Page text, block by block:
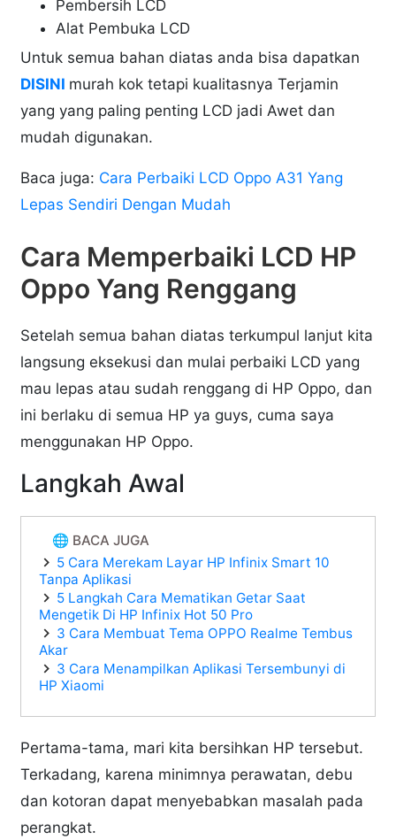
Pembersih LCD
Alat Pembuka LCD
Untuk semua bahan diatas anda bisa dapatkan
DISINI murah kok tetapi kualitasnya Terjamin
yang yang paling penting LCD jadi Awet dan
mudah digunakan.
Baca juga: Cara Perbaiki LCD Oppo A31 Yang
Lepas Sendiri Dengan Mudah
Cara Memperbaiki LCD HP
Oppo Yang Renggang
Setelah semua bahan diatas terkumpul lanjut kita
langsung eksekusi dan mulai perbaiki LCD yang
mau lepas atau sudah renggang di HP Oppo, dan
ini berlaku di semua HP ya guys, cuma saya
menggunakan HP Oppo.
Langkah Awal
🌐 BACA JUGA
5 Cara Merekam Layar HP Infinix Smart 10
Tanpa Aplikasi
5 Langkah Cara Mematikan Getar Saat
Mengetik Di HP Infinix Hot 50 Pro
3 Cara Membuat Tema OPPO Realme Tembus
Akar
3 Cara Menampilkan Aplikasi Tersembunyi di
HP Xiaomi
Pertama-tama, mari kita bersihkan HP tersebut.
Terkadang, karena minimnya perawatan, debu
dan kotoran dapat menyebabkan masalah pada
perangkat.